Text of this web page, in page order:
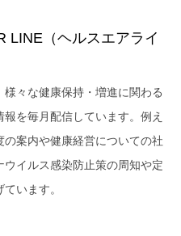
LINE（ヘルスエアライ
々な健康保持・増進に関わる
を毎月配信しています。例え
案内や健康経営についての社
イルス感染防止策の周知や定
います。